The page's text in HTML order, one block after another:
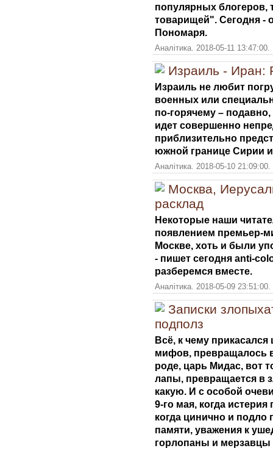
популярных блогеров,
товарищей". Сегодня -
Пономаря.
Аналітика. 2018-05-11
Израиль - Иран:
Израиль не любит
военных или
по-горячему –
идет совершенно
приблизительно
южной границе Сирии
Аналітика. 2018-05-10
Москва,
расклад
Некоторые наши
появлением премьер-
Москве, хоть и были
- пишет сегодня anti-
разберемся вместе.
Аналітика. 2018-05-09
Записки
подполз
Всё, к чему
мифов, превращалось
роде, царь Мидас, вот
лапы, превращается в
какую. И с особой
9-го мая, когда
когда цинично и
памяти, уважения к
горлопаны и мерзавцы